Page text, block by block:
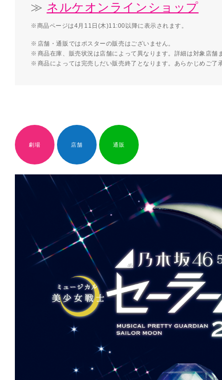
≫ ネルケオンラインショップ
※商品ページは4月11日(木)11:00以降に表示されます。
店舗・通販ではポスターの販売はございません。
商品在庫、販売状況は店舗によって異なります。詳細は対象店舗
商品によっては完売しだい販売終了となります。あらかじめご了